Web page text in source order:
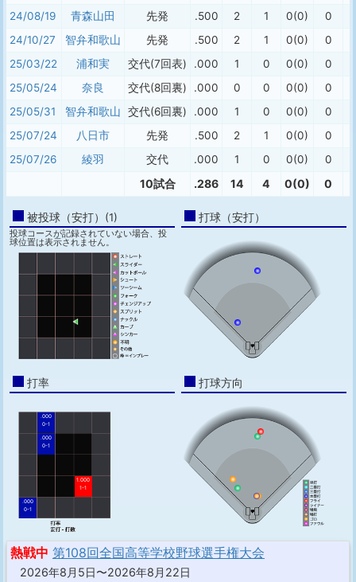
24/08/19
青森山田 先発 .500 2 1 0(0) 0
24/10/27
智弁和歌山 先発 .500 2 1 0(0) 0
25/03/22
浦和実 交代(7回表) .000 1 0 0(0) 0
25/05/24
奈良 交代(8回裏) .000 0 0 0(0) 0
25/05/31
智弁和歌山 交代(6回裏) .000 1 0 0(0) 0
25/07/24
八日市 先発 .500 2 1 0(0) 0
25/07/26
綾羽 交代 .000 1 0 0(0) 0
10試合 .286 14 4 0(0) 0
被投球（安打）(1)
投球コースが記録されていない場合、投
球位置は表示されません。
打球（安打）
打率
.000
0-1
.000
0-1
1.000
1-1
.000
0-1
打球方向
熱戦中 第108回全国高等学校野球選手権大会
2026年8月5日〜2026年8月22日